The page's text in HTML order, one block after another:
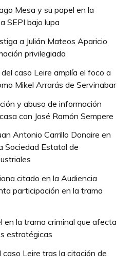
Mesa y su papel en la
SEPI bajo lupa
a Julián Mateos Aparicio
privilegiada
caso Leire amplía el foco a
Mikel Arrarás de Servinabar
y abuso de información
con José Ramón Sempere
Antonio Carrillo Donaire en
Sociedad Estatal de
citado en la Audiencia
participación en la trama
en la trama criminal que afecta
estratégicas
Leire tras la citación de